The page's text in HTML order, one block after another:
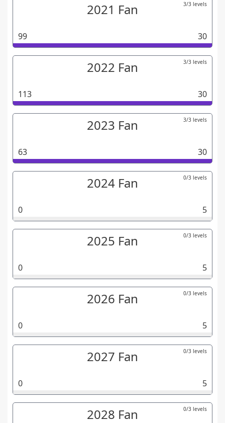
2021 Fan 3/3 levels
99 30
2022 Fan 3/3 levels
113 30
2023 Fan 3/3 levels
63 30
2024 Fan 0/3 levels
0 5
2025 Fan 0/3 levels
0 5
2026 Fan 0/3 levels
0 5
2027 Fan 0/3 levels
0 5
2028 Fan 0/3 levels